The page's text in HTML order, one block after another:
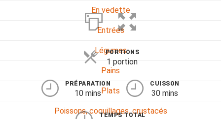
En vedette
Entrées
Légumes
Pains
Plats
Poissons, coquillages, crustacés
PORTIONS
1 portion
PRÉPARATION
10 mins
CUISSON
30 mins
TEMPS TOTAL